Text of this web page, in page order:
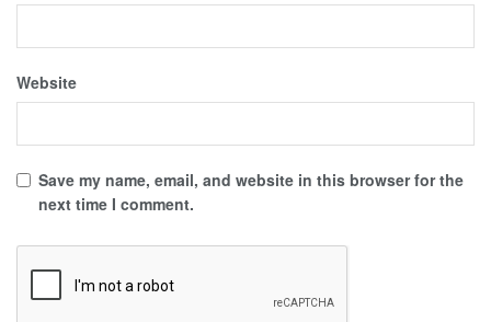
Website
Save my name, email, and website in this browser for the
next time I comment.